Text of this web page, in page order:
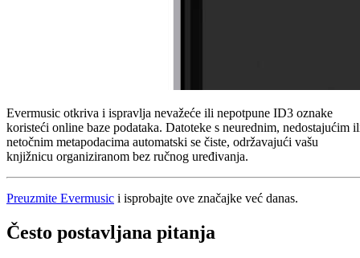
Evermusic otkriva i ispravlja nevažeće ili nepotpune ID3 oznake
koristeći online baze podataka. Datoteke s neurednim, nedostajućim
netočnim metapodacima automatski se čiste, održavajući vašu
knjižnicu organiziranom bez ručnog uređivanja.
Preuzmite Evermusic i isprobajte ove značajke već danas.
Često postavljana pitanja